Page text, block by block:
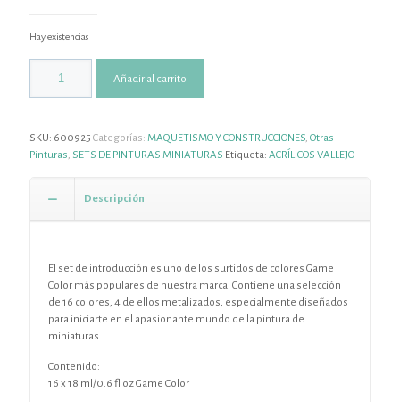
Hay existencias
Añadir al carrito
SKU: 600925 Categorías: MAQUETISMO Y CONSTRUCCIONES Otras
Pinturas SETS DE PINTURAS MINIATURAS Etiqueta: ACRÍLICOS VALLEJO
Descripción
El set de introducción es uno de los surtidos de colores Game
Color más populares de nuestra marca. Contiene una selección
de 16 colores, 4 de ellos metalizados, especialmente diseñados
para iniciarte en el apasionante mundo de la pintura de
miniaturas.
Contenido:
16 x 18 ml/0.6 fl oz Game Color